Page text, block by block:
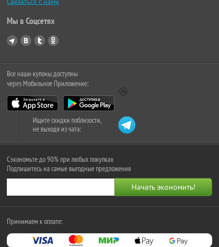
Мы в Соцсетях
Все наши купоны доступны
через Мобильное Приложение:
Ищите скидки поблизости,
не выходя из чата:
Сэкономьте до 90% при любых покупках
Подпишитесь на самые выгодные предложения
Принимаем к оплате: